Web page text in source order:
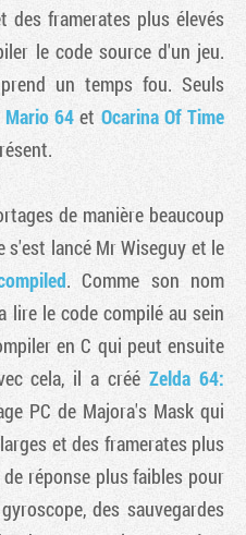
des framerates plus élevés
le code source d'un jeu.
un temps fou. Seuls
Mario 64 et Ocarina Of Time
de manière beaucoup
s'est lancé Mr Wiseguy et le
. Comme son nom
lire le code compilé au sein
en C qui peut ensuite
cela, il a crééZelda 64:
PC de Majora's Mask qui
et des framerates plus
réponse plus faibles pour
des sauvegardes